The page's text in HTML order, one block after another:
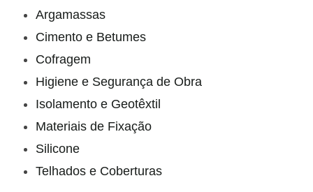
Argamassas
Cimento e Betumes
Cofragem
Higiene e Segurança de Obra
Isolamento e Geotêxtil
Materiais de Fixação
Silicone
Telhados e Coberturas